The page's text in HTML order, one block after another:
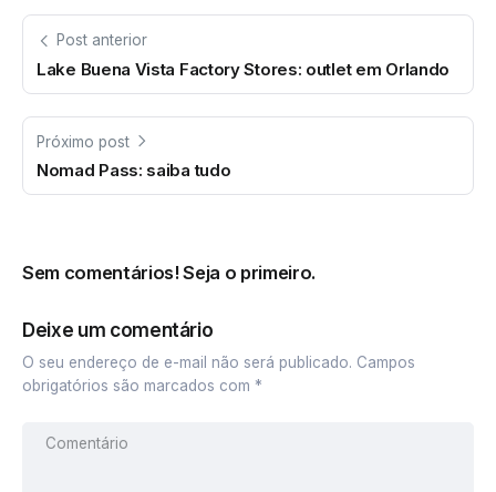
Post anterior
Lake Buena Vista Factory Stores: outlet em Orlando
Próximo post
Nomad Pass: saiba tudo
Sem comentários! Seja o primeiro.
Deixe um comentário
O seu endereço de e-mail não será publicado. Campos
obrigatórios são marcados com *